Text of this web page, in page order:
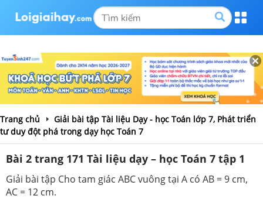
Trang chủ
Giải bài tập Tài liệu Dạy - học Toán lớp 7, Phát triển
tư duy đột phá trong dạy học Toán 7
Bài 2 trang 171 Tài liệu dạy – học Toán 7 tập 1
Giải bài tập Cho tam giác ABC vuông tại A có AB = 9 cm,
AC = 12 cm.